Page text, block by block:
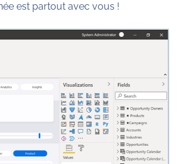
est partout avec vous !